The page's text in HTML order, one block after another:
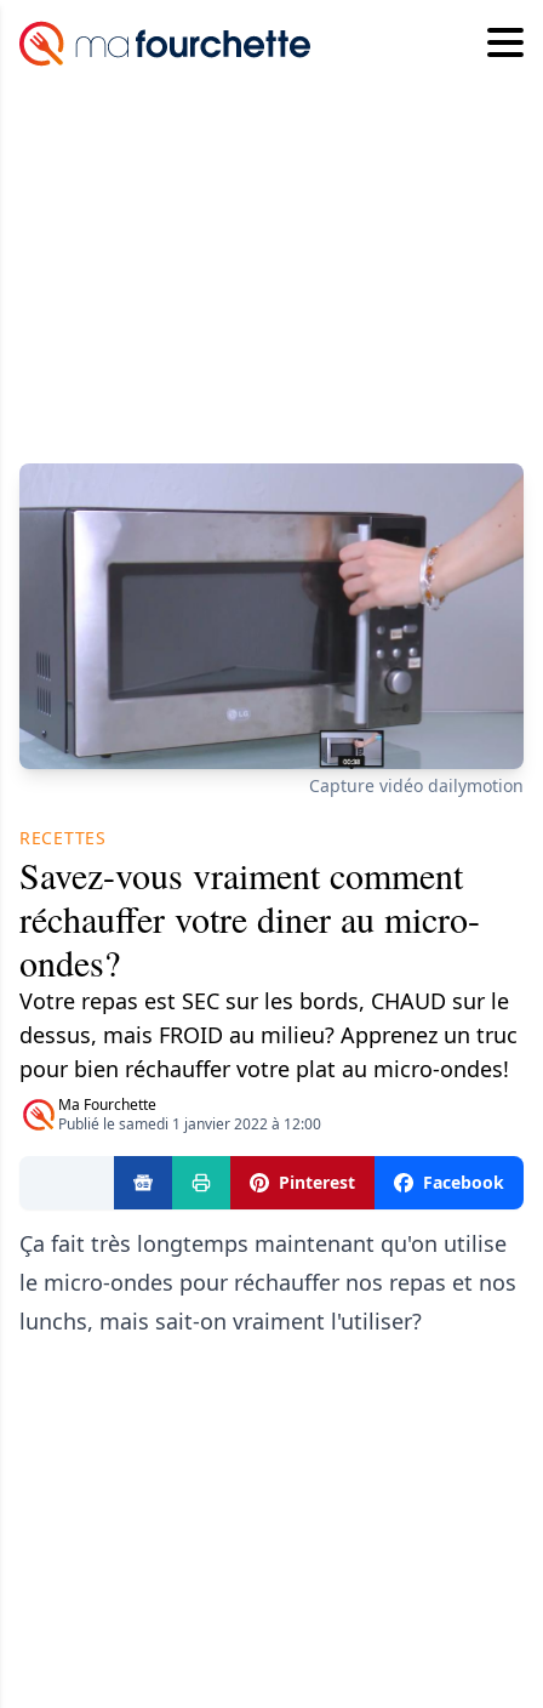
Capture vidéo dailymotion
RECETTES
Savez-vous vraiment comment
réchauffer votre diner au micro-
ondes?
Votre repas est SEC sur les bords, CHAUD sur le
dessus, mais FROID au milieu? Apprenez un truc
pour bien réchauffer votre plat au micro-ondes!
Ma Fourchette
Publié le samedi 1 janvier 2022 à 12:00
Pinterest Facebook
Ça fait très longtemps maintenant qu'on utilise
le micro-ondes pour réchauffer nos repas et nos
lunchs, mais sait-on vraiment l'utiliser?